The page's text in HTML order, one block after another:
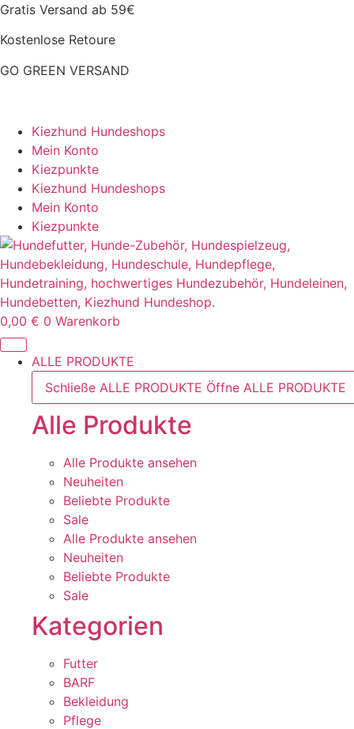
Zum
springen
Gratis Versand ab 59€
Kostenlose Retoure
GO GREEN VERSAND
Kiezhund Hundeshops
Mein Konto
Kiezpunkte
Kiezhund Hundeshops
Mein Konto
Kiezpunkte
0,00 € 0 Warenkorb
ALLE PRODUKTE
Schließe ALLE PRODUKTE Öffne ALLE PRODUKTE
Alle Produkte
Alle Produkte ansehen
Neuheiten
Beliebte Produkte
Sale
Alle Produkte ansehen
Neuheiten
Beliebte Produkte
Sale
Kategorien
Futter
BARF
Bekleidung
Pflege